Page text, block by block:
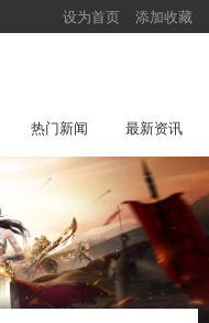
设为首页 添加收藏
热门新闻 最新资讯